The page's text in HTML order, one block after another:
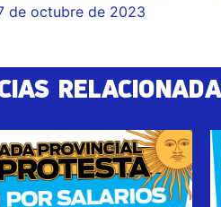
de octubre de 2023